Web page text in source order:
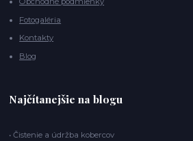
Fotogaléria
Kontakty
Blog
Najčítanejšie na blogu
• Čistenie a údržba kobercov